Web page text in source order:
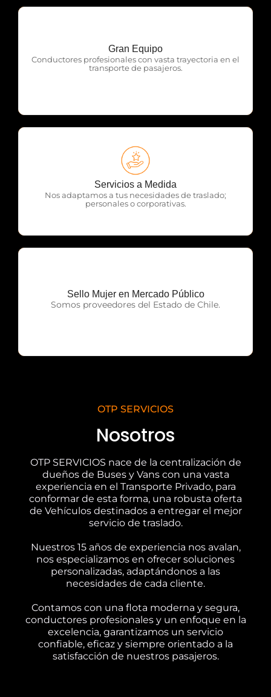
Gran Equipo
Conductores profesionales con vasta trayectoria en el
transporte de pasajeros.
OTP Servicios
Servicios a Medida
Nos adaptamos a tus necesidades de traslado;
personales o corporativas.
OTP Servicios
Sello Mujer en Mercado Público
Somos proveedores del Estado de Chile.
OTP Servicios
OTP SERVICIOS
Nosotros
OTP SERVICIOS nace de la centralización de
dueños de Buses y Vans con una vasta
experiencia en el Transporte Privado, para
conformar de esta forma, una robusta oferta
de Vehículos destinados a entregar el mejor
servicio de traslado.
Nuestros 15 años de experiencia nos avalan,
nos especializamos en ofrecer soluciones
personalizadas, adaptándonos a las
necesidades de cada cliente.
Contamos con una flota moderna y segura,
conductores profesionales y un enfoque en la
excelencia, garantizamos un servicio
confiable, eficaz y siempre orientado a la
satisfacción de nuestros pasajeros.